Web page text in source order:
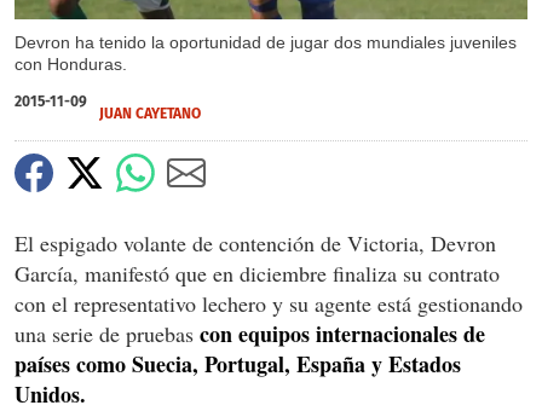
Devron ha tenido la oportunidad de jugar dos mundiales juveniles
con Honduras.
2015-11-09
JUAN CAYETANO
El espigado volante de contención de Victoria, Devron
García, manifestó que en diciembre finaliza su contrato
con el representativo lechero y su agente está gestionando
una serie de pruebas con equipos internacionales de
países como Suecia, Portugal, España y Estados
Unidos.